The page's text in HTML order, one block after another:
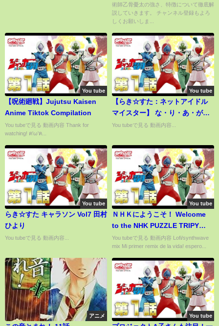
の秘密まで【徹底解説】
術師乙骨憂太の強さ、特徴について徹底解
説していきます。 チャンネル登録もよろ
しくお願いしま...
You tube
【呪術廻戦】Jujutsu Kaisen
Anime Tiktok Compilation
You tubeで見る 動画内容 Thank for
watching! ฅ'ω'ฅ...
You tube
【らき☆すた：ネットアイドル
マイスター】 な・り・あ・が・
り☆
You tubeで見る 動画内容...
You tube
らき☆すた キャラソン Vol7 田村
ひより
You tubeで見る 動画内容...
You tube
ＮＨＫにようこそ！ Welcome
to the NHK PUZZLE TRIPY
REMIX
You tubeで見る 動画内容 Lofi/synthwave
mix Mi primer remix de la vida! espero...
アニメ You tube